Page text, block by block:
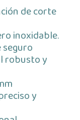
de corte
inoxidable.
robusto y
y